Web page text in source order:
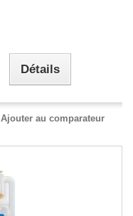
Détails
Ajouter au comparateur